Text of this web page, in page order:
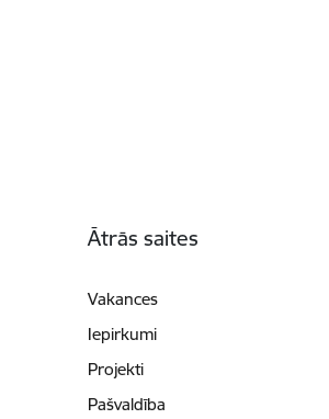
Ātrās saites
Vakances
Iepirkumi
Projekti
Pašvaldība